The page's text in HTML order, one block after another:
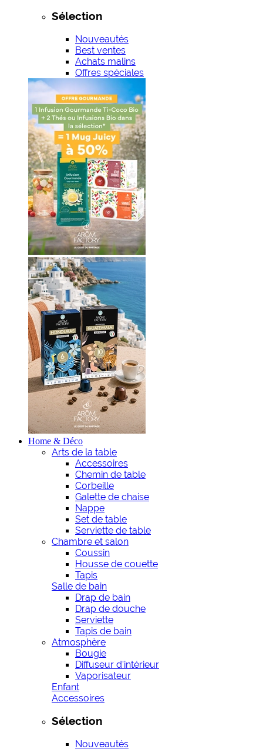
Sélection
Nouveautés
Best ventes
Achats malins
Offres spéciales
Home & Déco
Arts de la table
Accessoires
Chemin de table
Corbeille
Galette de chaise
Nappe
Set de table
Serviette de table
Chambre et salon
Coussin
Housse de couette
Tapis
Salle de bain
Drap de bain
Drap de douche
Serviette
Tapis de bain
Atmosphère
Bougie
Diffuseur d'intérieur
Vaporisateur
Enfant
Accessoires
Sélection
Nouveautés